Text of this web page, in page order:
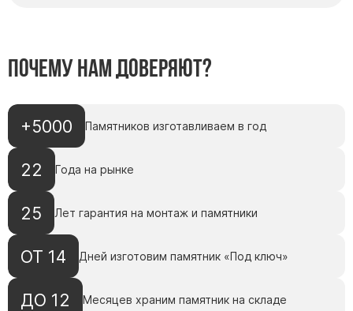
Почему нам доверяют?
+5000 Памятников изготавливаем в год
22 Года на рынке
25 Лет гарантия на монтаж и памятники
ОТ 14 Дней изготовим памятник «Под ключ»
ДО 12 Месяцев храним памятник на складе